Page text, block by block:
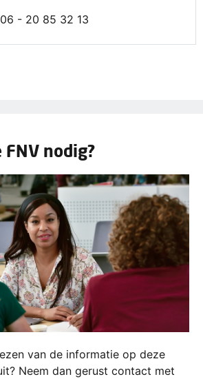
06 - 20 85 32 13
nodig?
van de informatie op deze
Neem dan gerust contact met